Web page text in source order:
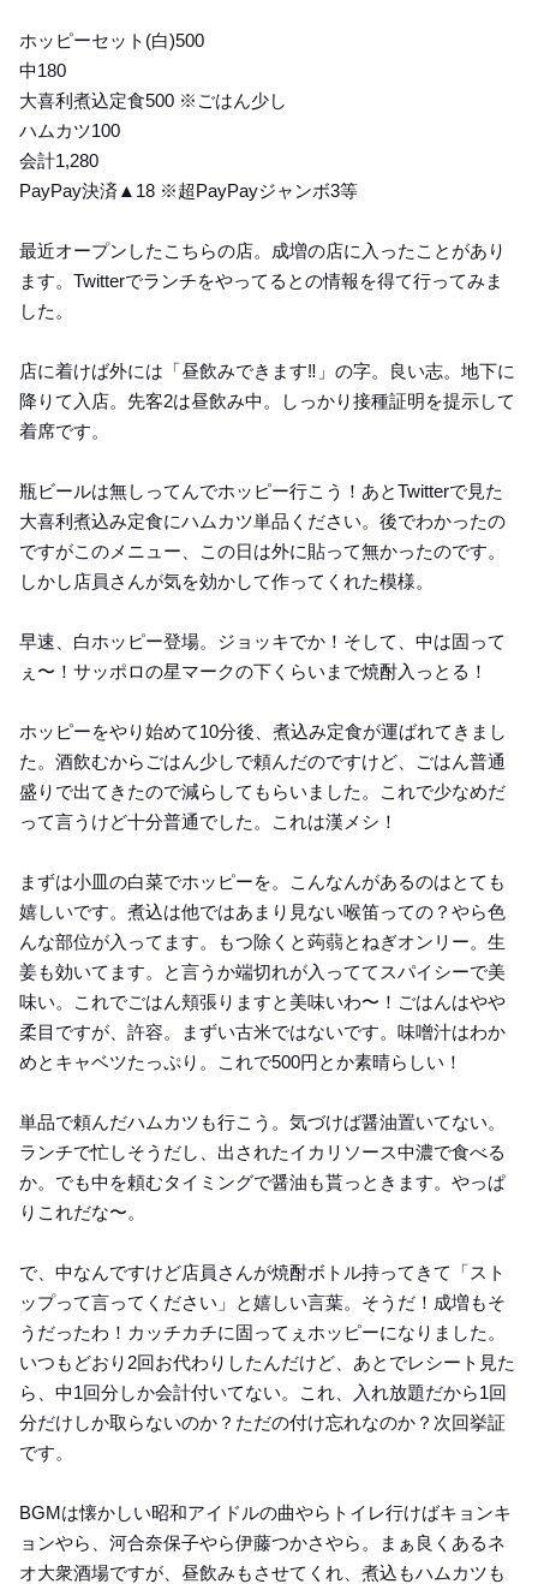
ホッピーセット(白)500
中180
大喜利煮込定食500 ※ごはん少し
ハムカツ100
会計1,280
PayPay決済▲18 ※超PayPayジャンボ3等
最近オープンしたこちらの店。成増の店に入ったことがあり
ます。Twitterでランチをやってるとの情報を得て行ってみま
した。
店に着けば外には「昼飲みできます‼︎」の字。良い志。地下に
降りて入店。先客2は昼飲み中。しっかり接種証明を提示して
着席です。
瓶ビールは無しってんでホッピー行こう！あとTwitterで見た
大喜利煮込み定食にハムカツ単品ください。後でわかったの
ですがこのメニュー、この日は外に貼って無かったのです。
しかし店員さんが気を効かして作ってくれた模様。
早速、白ホッピー登場。ジョッキでか！そして、中は固って
ぇ〜！サッポロの星マークの下くらいまで焼酎入っとる！
ホッピーをやり始めて10分後、煮込み定食が運ばれてきまし
た。酒飲むからごはん少しで頼んだのですけど、ごはん普通
盛りで出てきたので減らしてもらいました。これで少なめだ
って言うけど十分普通でした。これは漢メシ！
まずは小皿の白菜でホッピーを。こんなんがあるのはとても
嬉しいです。煮込は他ではあまり見ない喉笛っての？やら色
んな部位が入ってます。もつ除くと蒟蒻とねぎオンリー。生
姜も効いてます。と言うか端切れが入っててスパイシーで美
味い。これでごはん頬張りますと美味いわ〜！ごはんはやや
柔目ですが、許容。まずい古米ではないです。味噌汁はわか
めとキャベツたっぷり。これで500円とか素晴らしい！
単品で頼んだハムカツも行こう。気づけば醤油置いてない。
ランチで忙しそうだし、出されたイカリソース中濃で食べる
か。でも中を頼むタイミングで醤油も貰っときます。やっぱ
りこれだな〜。
で、中なんですけど店員さんが焼酎ボトル持ってきて「スト
ップって言ってください」と嬉しい言葉。そうだ！成増もそ
うだったわ！カッチカチに固ってぇホッピーになりました。
いつもどおり2回お代わりしたんだけど、あとでレシート見た
ら、中1回分しか会計付いてない。これ、入れ放題だから1回
分だけしか取らないのか？ただの付け忘れなのか？次回挙証
です。
BGMは懐かしい昭和アイドルの曲やらトイレ行けばキョンキ
ョンやら、河合奈保子やら伊藤つかさやら。まぁ良くあるネ
オ大衆酒場ですが、昼飲みもさせてくれ、煮込もハムカツも